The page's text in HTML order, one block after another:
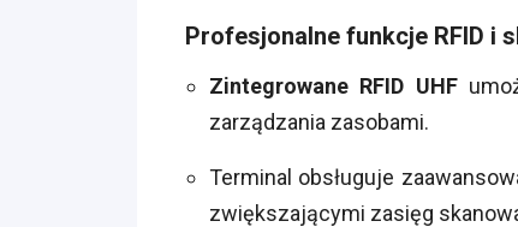
Profesjonalne funkcje RFID i
Zintegrowane RFID UHF
zarządzania zasobami.
Terminal obsługuje
zwiększającymi zasięg